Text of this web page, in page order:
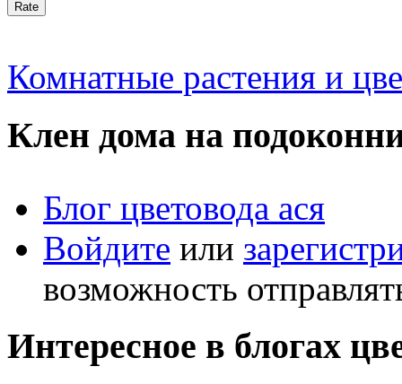
Комнатные растения и
Клен дома на
Блог цветовода ася
Войдите или
возможность
Интересное в блогах